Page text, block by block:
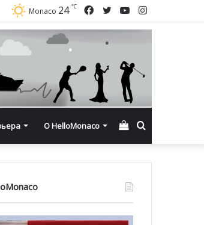
Instagram
YouTube
Twitter
Facebook
Monaco 24 ℃
О HelloMonaco Смотреть
корзину